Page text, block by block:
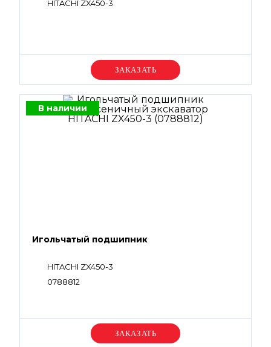
HITACHI ZX450-3
Уточняйте цену
В наличии
Игольчатый подшипник
HITACHI ZX450-3
0788812
Уточняйте цену